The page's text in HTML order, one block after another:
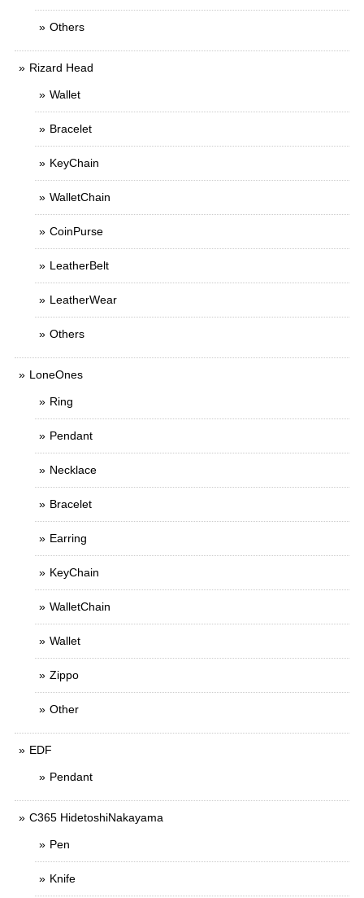
Others
Rizard Head
Wallet
Bracelet
KeyChain
WalletChain
CoinPurse
LeatherBelt
LeatherWear
Others
LoneOnes
Ring
Pendant
Necklace
Bracelet
Earring
KeyChain
WalletChain
Wallet
Zippo
Other
EDF
Pendant
C365 HidetoshiNakayama
Pen
Knife